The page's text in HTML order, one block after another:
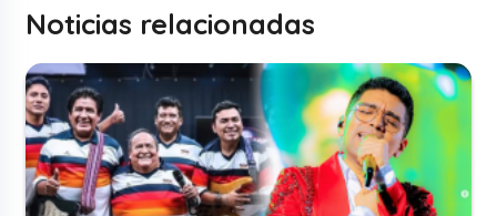
Noticias relacionadas